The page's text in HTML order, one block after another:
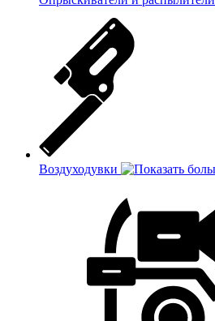
Воздуходувки